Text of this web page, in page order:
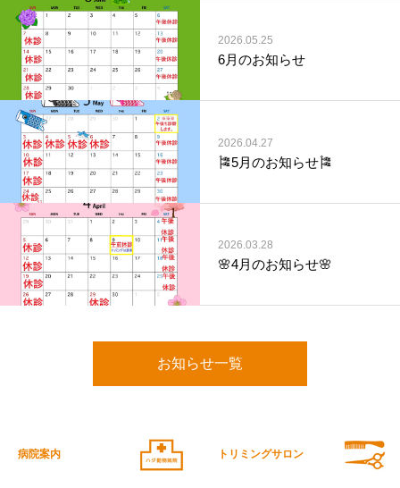
2026.05.25
6月のお知らせ
2026.04.27
🎏5月のお知らせ🎏
2026.03.28
🌸4月のお知らせ🌸
お知らせ一覧
病院案内 トリミングサロン